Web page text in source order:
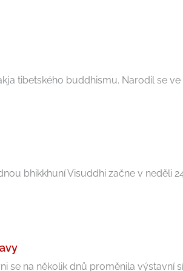
tibetského buddhismu. Narodil se
bhikkhuní Visuddhi začne v neděli
se na několik dnů proměnila